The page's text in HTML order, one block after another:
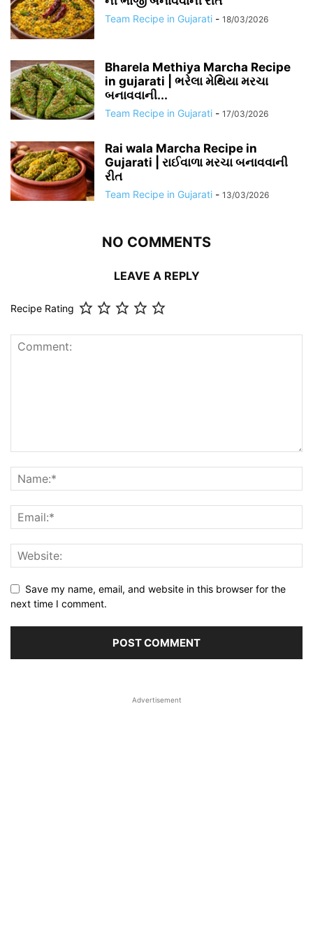
Team Recipe in Gujarati - 18/03/2026
Bharela Methiya Marcha Recipe
in gujarati | ભરેલા મેથિયા મરચા
બનાવવાની...
Team Recipe in Gujarati - 17/03/2026
Rai wala Marcha Recipe in
Gujarati | રાઈવાળા મરચા બનાવવાની
રીત
Team Recipe in Gujarati - 13/03/2026
NO COMMENTS
LEAVE A REPLY
Recipe Rating
Save my name, email, and website in this browser for the
next time I comment.
Advertisement